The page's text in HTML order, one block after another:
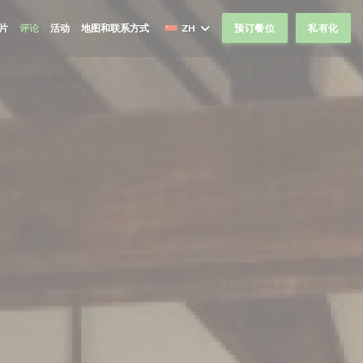
评论 活动 地图和联系方式 ZH 预订餐位 私有化